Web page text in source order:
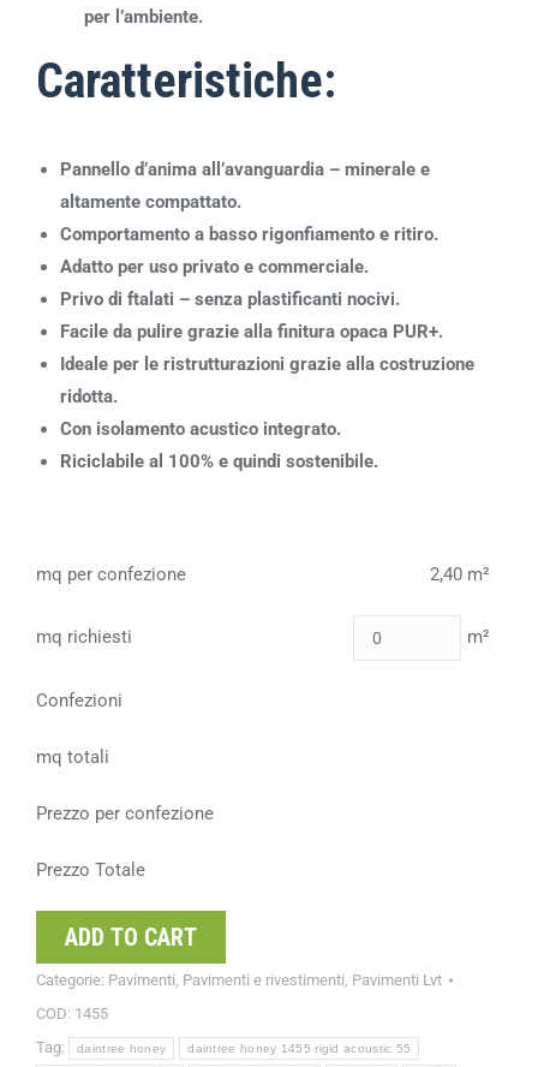
per l’ambiente.
Caratteristiche:
Pannello d’anima all’avanguardia – minerale e
altamente compattato.
Comportamento a basso rigonfiamento e ritiro.
Adatto per uso privato e commerciale.
Privo di ftalati – senza plastificanti nocivi.
Facile da pulire grazie alla finitura opaca PUR+.
Ideale per le ristrutturazioni grazie alla costruzione
ridotta.
Con isolamento acustico integrato.
Riciclabile al 100% e quindi sostenibile.
mq per confezione 2,40 m²
mq richiesti m²
Confezioni
mq totali
Prezzo per confezione
Prezzo Totale
ADD TO CART
Categorie: Pavimenti Pavimenti e rivestimenti Pavimenti Lvt
COD: 1455
Tag:
daintree honey daintree honey 1455 rigid acoustic 55